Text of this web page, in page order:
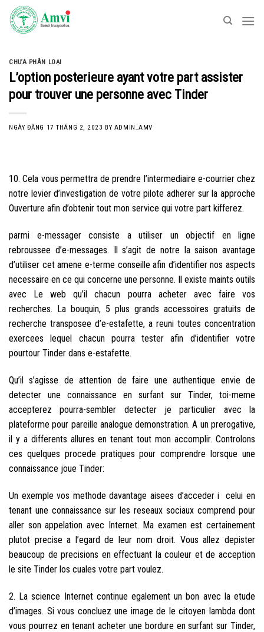
Skip
content
CHƯA PHÂN LOẠI
L’option posterieure ayant votre part assister
pour trouver une personne avec Tinder
NGÀY ĐĂNG 17 THÁNG 2, 2023 BY ADMIN_AMV
10. Cela vous permettra de prendre l’intermediaire e-courrier chez
notre levier d’investigation de votre pilote adherer sur la approche
Ouverture afin d’obtenir tout mon service qui votre part kifferez.
parmi e-messager consiste a utiliser un objectif en ligne
rebroussee d’e-messages. Il s’agit de notre la saison avantage
d’utiliser cet amene e-terme conseille afin d’identifier nos aspects
necessaire en ce qui concerne une personne. Il existe maints outils
avec Le web qu’il chacun pourra acheter avec faire vos
recherches. La bouquin, 5 plus grands accessoires gratuits de
recherche transposee d’e-estafette, a reuni toutes concentration
exercees lequel chacun pourra tester afin d’identifier votre
pourtour Tinder dans e-estafette.
Qu’il s’agisse de attention de faire une authentique envie de
detecter une connaissance en surfant sur Tinder, toi-meme
accepterez pourra-sembler detecter je particulier avec la
plateforme pour pareille analogue demonstration. A un prerogative,
il y a differents allures en tenant tout mon accomplir. Controlons
ces quelques procede pratiques pour comprendre lorsque une
connaissance joue Tinder:
Un exemple vos methode davantage aisees d’acceder i celui en
tenant une connaissance sur les reseaux sociaux comprend pour
aller son appelation avec Internet. Ma examen est certainement
plutot precise a l’egard de leur nom droit. Vous allez depister
beaucoup de precisions en effectuant la couleur et de acception
le site Tinder los cuales votre part voulez.
2. La science Internet continue egalement un bon avec la etude
d’images. Si vous concluez une image de le citoyen lambda dont
vous pourrez en tenant acheter une bordure en surfant sur Tinder,